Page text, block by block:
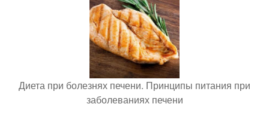
Диета при болезнях печени. Принципы питания при
заболеваниях печени